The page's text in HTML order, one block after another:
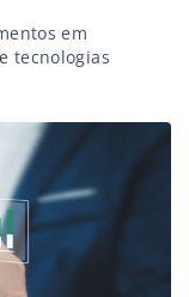
em
tecnologias